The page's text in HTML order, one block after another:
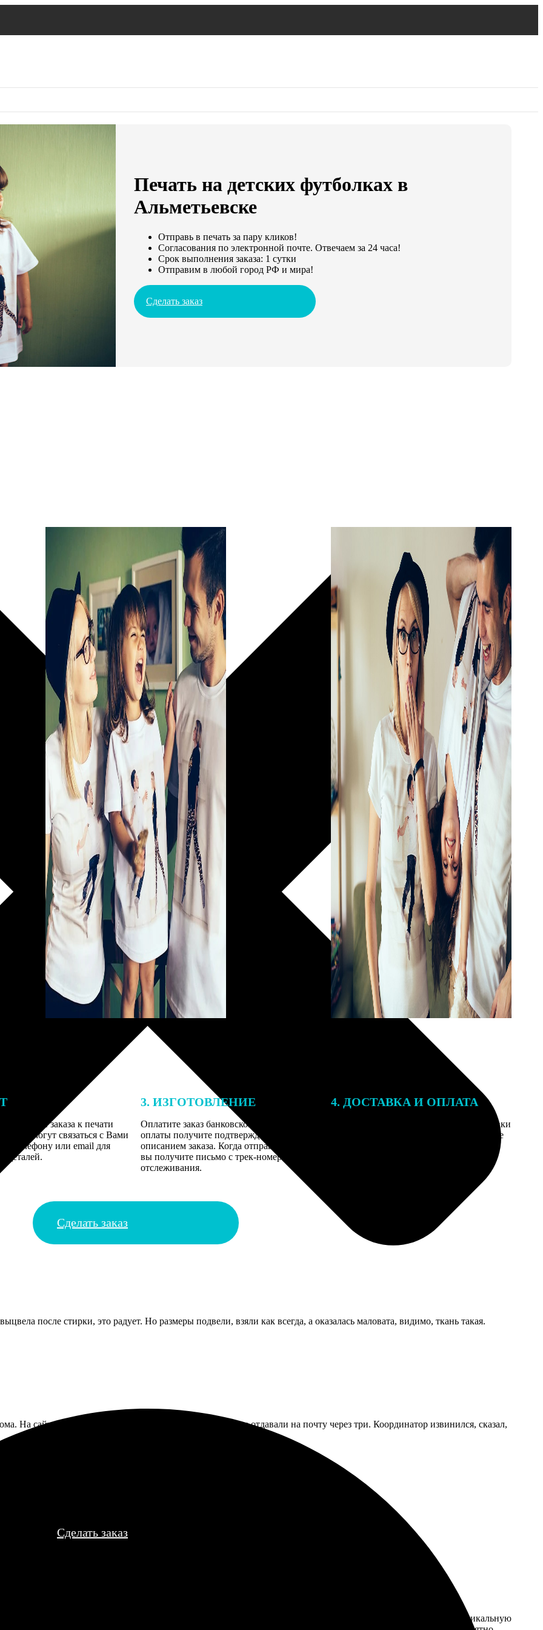
Печать на детских футболках в
Альметьевске
Отправь в печать за пару кликов!
Согласования по электронной почте. Отвечаем за 24 часа!
Срок выполнения заказа: 1 сутки
Отправим в любой город РФ и мира!
Сделать заказ
заказа к печати
могут связаться с Вами
телефону или email для
деталей.
3. ИЗГОТОВЛЕНИЕ
Оплатите заказ банковской картой. После
оплаты получите подтверждение на email с
описанием заказа. Когда отправим заказ
вы получите письмо с трек-номером для
отслеживания.
4. ДОСТАВКА И ОПЛАТА
Введите адрес и выберите способ доставки
заказа. Если у вас есть промокод, введите
Сделать заказ
после стирки, это радует. Но размеры подвели, взяли как всегда, а оказалась маловата, видимо, ткань такая.
На сайте было указано, что сделают за день, но в итоге отдавали на почту через три. Координатор извинился, сказал,
Сделать заказ
онлайн
всем жителям города Альметьевск благодаря сервису ФотоПочта. Наш онлайн-сервис предоставляет уникальную